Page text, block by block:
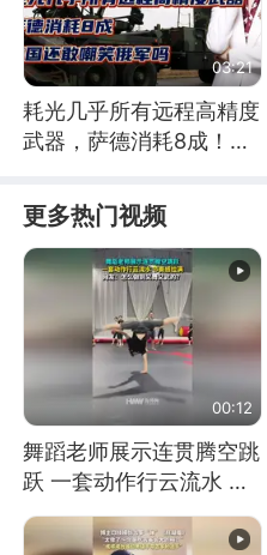
03:21
耗光几乎所有远程高精度
武器，萨德消耗8成！美
更多热门视频
00:12
舞蹈老师展示连贯腾空跳
跃 一套动作行云流水 节
奏感拉满 网友：怎么做
到又舞又武的？